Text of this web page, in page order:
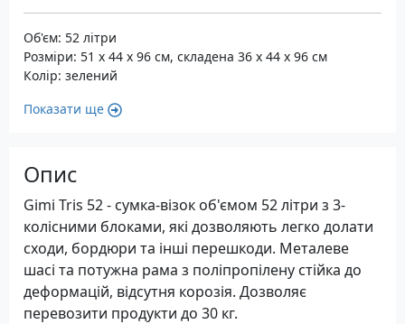
Об'єм: 52 літри
Розміри: 51 х 44 х 96 см, складена 36 x 44 x 96 см
Колір: зелений
Показати ще
Опис
Gimi Tris 52 - сумка-візок об'ємом 52 літри з 3-
колісними блоками, які дозволяють легко долати
сходи, бордюри та інші перешкоди. Металеве
шасі та потужна рама з поліпропілену стійка до
деформацій, відсутня корозія. Дозволяє
перевозити продукти до 30 кг.